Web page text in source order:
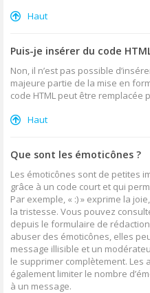
Haut
Puis-je insérer du code
Non, il n’est pas possible
majeure partie de la mise en
code HTML peut être remplacée
Haut
Que sont les émoticônes ?
Les émoticônes sont de petites
grâce à un code court et qui
Par exemple, « :) » exprime la
la tristesse. Vous pouvez
depuis le formulaire de
abuser des émoticônes, elles
message illisible et un
le supprimer complètement.
également limiter le nombre
à un message.